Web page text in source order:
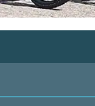
Suivez-nous